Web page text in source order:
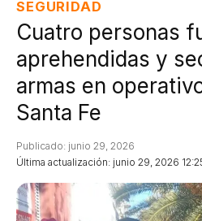
SEGURIDAD
Cuatro personas
aprehendidas y
armas en
Santa Fe
Última actualización: junio 29, 2026
Publicado: junio 29, 2026